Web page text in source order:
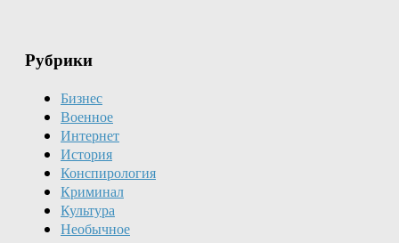
Рубрики
Бизнес
Военное
Интернет
История
Конспирология
Криминал
Культура
Необычное